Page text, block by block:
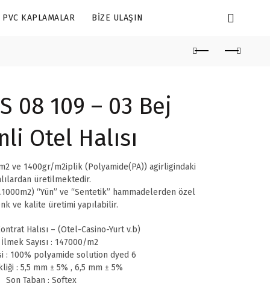
PVC KAPLAMALAR BIZE ULAŞIN
08 109 – 03 Bej
Otel Halısı
ve 1400gr/m2iplik (Polyamide(PA)) agirligindaki
üretilmektedir.
“Yün” ve “Sentetik” hammadelerden özel
ve kalite üretimi yapılabilir.
Halısı – (Otel-Casino-Yurt v.b)
Sayısı : 147000/m2
: 100% polyamide solution dyed 6
: 5,5 mm ± 5% , 6,5 mm ± 5%
Son Taban : Softex